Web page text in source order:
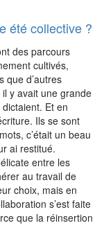
été collective ?
des parcours
cultivés,
que d’autres
y avait une grande
dictaient. Et en
Ils se sont
c’était un beau
ai restitué.
entre les
au travail de
choix, mais en
s’est faite
que la réinsertion